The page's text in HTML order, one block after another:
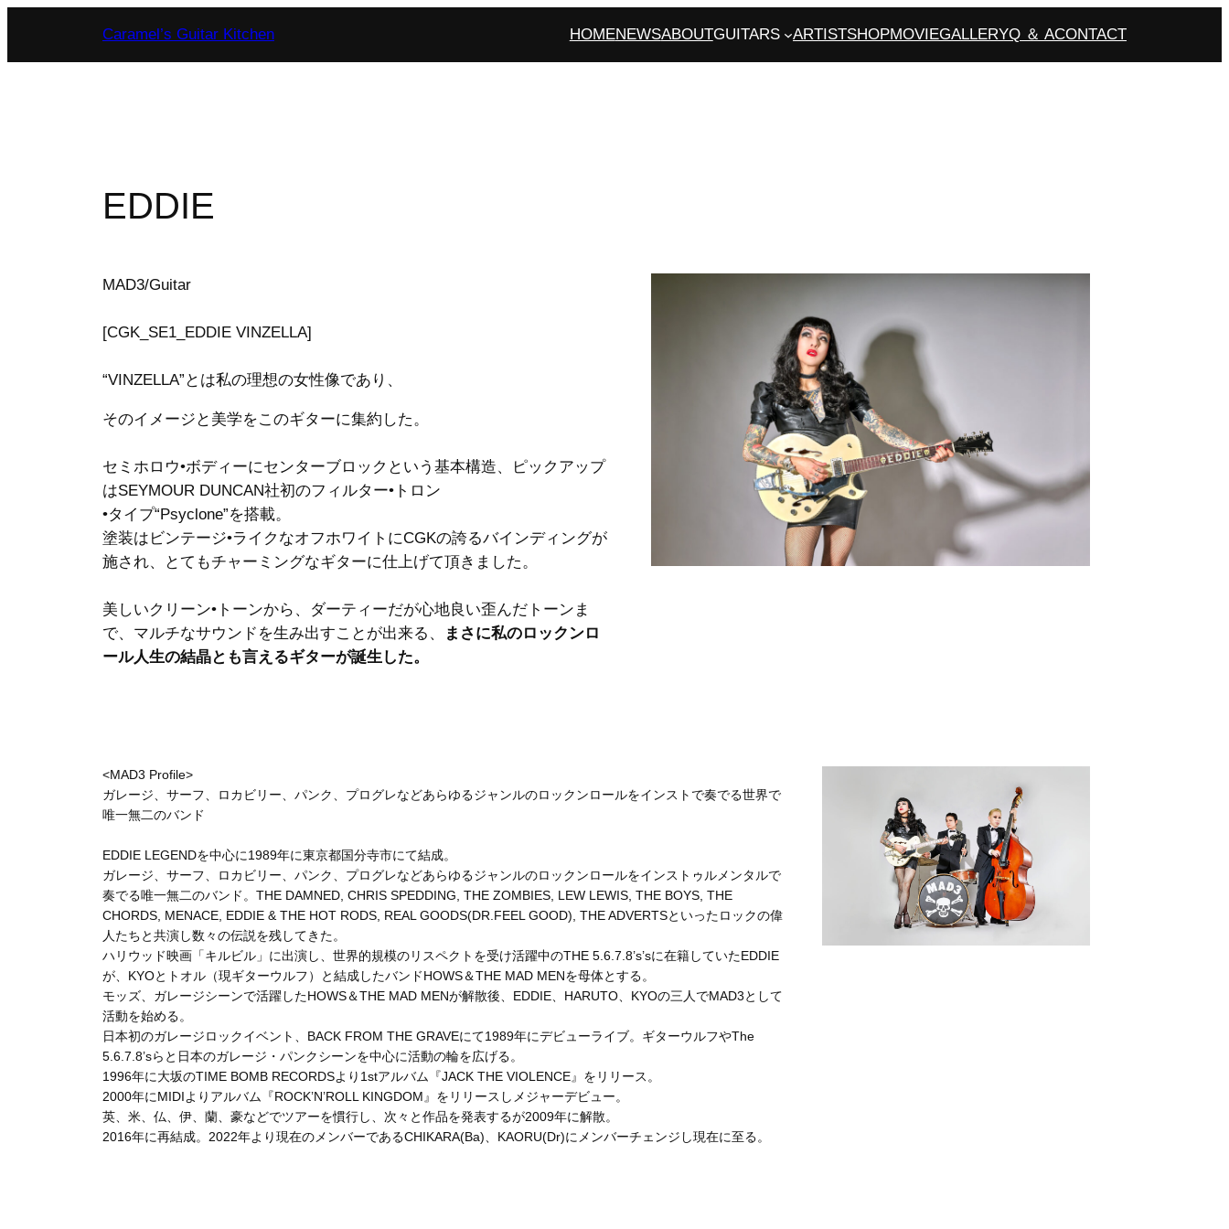
を
Caramel’s Guitar Kitchen HOMENEWSABOUTGUITARS ARTISTSHOPMOVIEGALLERYQ ＆ ACONTACT
EDDIE
MAD3/Guitar
[CGK_SE1_EDDIE VINZELLA]
“VINZELLA”とは私の理想の女性像であり、
そのイメージと美学をこのギターに集約した。
セミホロウ•ボディーにセンターブロックという基本構造、ピックアップ
はSEYMOUR DUNCAN社初のフィルター•トロン
•タイプ“Psyclone”を搭載。
塗装はビンテージ•ライクなオフホワイトにCGKの誇るバインディングが
施され、とてもチャーミングなギターに仕上げて頂きました。
美しいクリーン•トーンから、ダーティーだが心地良い歪んだトーンま
で、マルチなサウンドを生み出すことが出来る、
まさに私のロックンロ
ール人生の結晶とも言えるギターが誕生した。
<MAD3 Profile>
ガレージ、サーフ、ロカビリー、パンク、プログレなどあらゆるジャンルのロックンロールをインストで奏でる世界で
唯一無二のバンド
EDDIE LEGENDを中心に1989年に東京都国分寺市にて結成。
ガレージ、サーフ、ロカビリー、パンク、プログレなどあらゆるジャンルのロックンロールをインストゥルメンタルで
奏でる唯一無二のバンド。THE DAMNED, CHRIS SPEDDING, THE ZOMBIES, LEW LEWIS, THE BOYS, THE
CHORDS, MENACE, EDDIE & THE HOT RODS, REAL GOODS(DR.FEEL GOOD), THE ADVERTSといったロックの偉
人たちと共演し数々の伝説を残してきた。
ハリウッド映画「キルビル」に出演し、世界的規模のリスペクトを受け活躍中のTHE 5.6.7.8’s’sに在籍していたEDDIE
が、KYOとトオル（現ギターウルフ）と結成したバンドHOWS＆THE MAD MENを母体とする。
モッズ、ガレージシーンで活躍したHOWS＆THE MAD MENが解散後、EDDIE、HARUTO、KYOの三人でMAD3として
活動を始める。
日本初のガレージロックイベント、BACK FROM THE GRAVEにて1989年にデビューライブ。ギターウルフやThe
5.6.7.8’sらと日本のガレージ・パンクシーンを中心に活動の輪を広げる。
1996年に大坂のTIME BOMB RECORDSより1stアルバム『JACK THE VIOLENCE』をリリース。
2000年にMIDIよりアルバム『ROCK’N’ROLL KINGDOM』をリリースしメジャーデビュー。
英、米、仏、伊、蘭、豪などでツアーを慣行し、次々と作品を発表するが2009年に解散。
2016年に再結成。2022年より現在のメンバーであるCHIKARA(Ba)、KAORU(Dr)にメンバーチェンジし現在に至る。